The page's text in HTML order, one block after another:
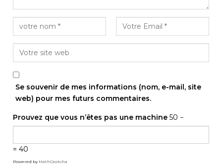
Se souvenir de mes informations (nom, e-mail, site
web) pour mes futurs commentaires.
Prouvez que vous n’êtes pas une machine 50 −
= 40
Powered by MathCaptcha